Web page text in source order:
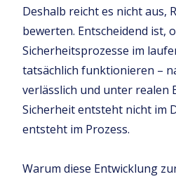
Deshalb reicht es nicht aus,
bewerten. Entscheidend ist,
Sicherheitsprozesse im
tatsächlich funktionieren –
verlässlich und unter realen
Sicherheit entsteht nicht im
entsteht im Prozess.
Warum diese Entwicklung